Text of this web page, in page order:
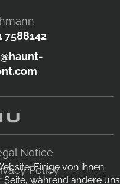
7588142
Notice
Policy
Einige von ihnen
während andere uns